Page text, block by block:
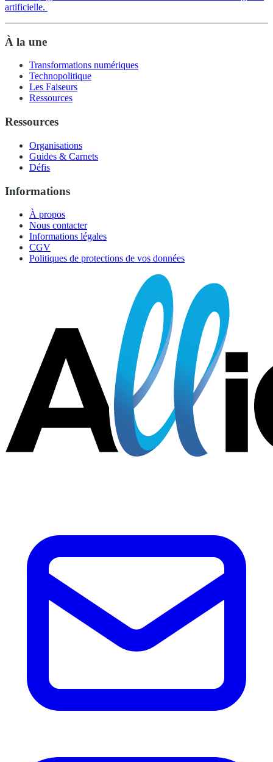
artificielle.
À la une
Transformations numériques
Technopolitique
Les Faiseurs
Ressources
Ressources
Organisations
Guides & Carnets
Défis
Informations
À propos
Nous contacter
Informations légales
CGV
Politiques de protections de vos données